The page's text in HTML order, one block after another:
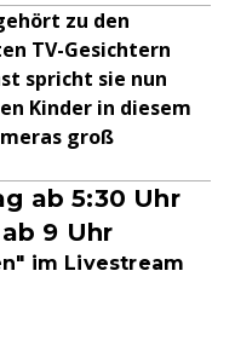
zu den
TV-Gesichtern
spricht sie nun
Kinder in diesem
groß
ab 5:30 Uhr
9 Uhr
im Livestream